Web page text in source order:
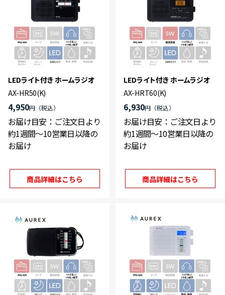
LEDライト付き ホームラジオ
AX-HR50(K)
4,950円
お届け目安：ご注文日より
約1週間～10営業日以降の
お届け
商品詳細はこちら
LEDライト付き ホームラジオ
AX-HRT60(K)
6,930円
お届け目安：ご注文日より
約1週間～10営業日以降の
お届け
商品詳細はこちら